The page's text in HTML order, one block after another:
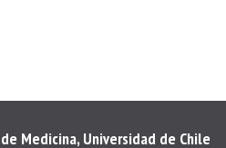
Medicina, Universidad de Chile